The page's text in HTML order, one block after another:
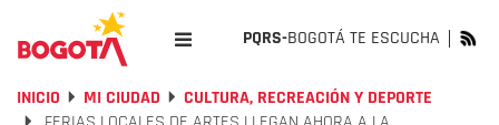
PQRS-BOGOTÁ TE ESCUCHA
INICIO MI CIUDAD
CULTURA, RECREACIÓN Y DEPORTE